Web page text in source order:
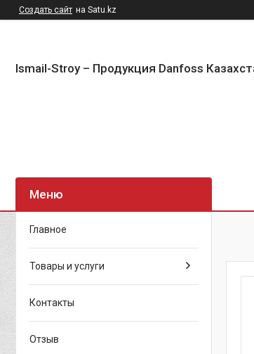
Создать сайт на Satu.kz
Ismail-Stroy – Продукция Danfoss
Главное
Товары и услуги
Контакты
Отзыв